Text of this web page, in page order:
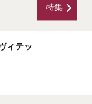
特集
ィテッ